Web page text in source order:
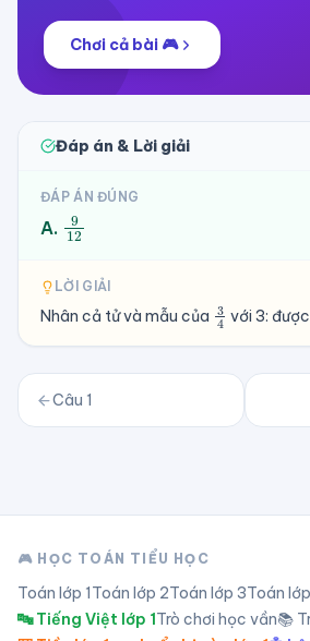
Chơi cả bài 🎮
Đáp án & Lời giải
ĐÁP ÁN ĐÚNG
A. 9
LỜI GIẢI
Nhân cả tử và mẫu của 3 với 3: được
Câu 1
🎮 HỌC TOÁN TIỂU HỌC
Toán lớp 1 Toán lớp 2Toán lớp 3Toán lớp
🔤 Tiếng Việt lớp 1Trò chơi học vần📚